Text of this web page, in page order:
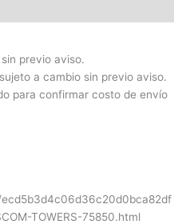
previo aviso.
a cambio sin previo aviso.
para confirmar costo de envío
TOWERS-75850.html